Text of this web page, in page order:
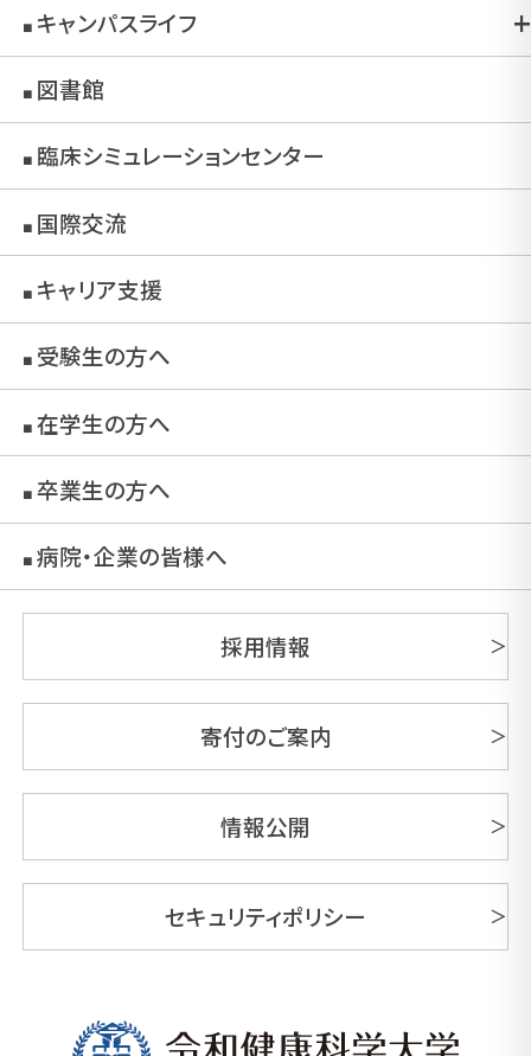
■キャンパスライフ
■図書館
■臨床シミュレーションセンター
■国際交流
■キャリア支援
■受験生の方へ
■在学生の方へ
■卒業生の方へ
■病院・企業の皆様へ
採用情報
寄付のご案内
情報公開
セキュリティポリシー